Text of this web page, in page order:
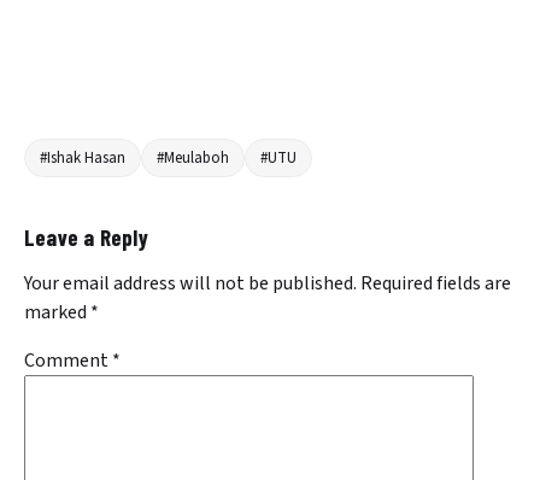
#Ishak Hasan #Meulaboh #UTU
Leave a Reply
Your email address will not be published. Required fields are
marked *
Comment*